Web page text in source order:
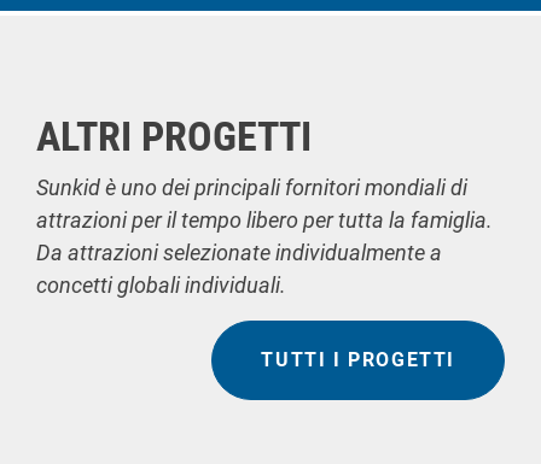
ALTRI PROGETTI
Sunkid è uno dei principali fornitori mondiali di
attrazioni per il tempo libero per tutta la famiglia.
Da attrazioni selezionate individualmente a
concetti globali individuali.
TUTTI I PROGETTI